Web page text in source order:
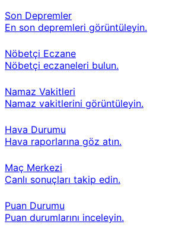
Son Depremler
En son depremleri görüntüleyin.
Nöbetçi Eczane
Nöbetçi eczaneleri bulun.
Namaz Vakitleri
Namaz vakitlerini görüntüleyin.
Hava Durumu
Hava raporlarına göz atın.
Maç Merkezi
Canlı sonuçları takip edin.
Puan Durumu
Puan durumlarını inceleyin.